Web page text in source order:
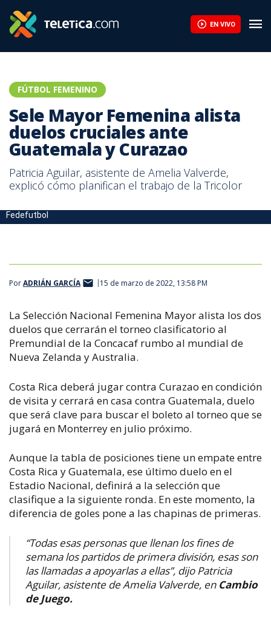
EN VIVO
FÚTBOL FEMENINO
Sele Mayor Femenina alista
duelos cruciales ante
Guatemala y Curazao
Patricia Aguilar, asistente de Amelia Valverde,
explicó cómo planifican el trabajo de la Tricolor
Fedefutbol
PorADRIÁN GARCÍA 15 de marzo de 2022, 13:58 PM
La Selección Nacional Femenina Mayor alista los dos
duelos que cerrarán el torneo clasificatorio al
Premundial de la Concacaf rumbo al mundial de
Nueva Zelanda y Australia.
Costa Rica deberá jugar contra Curazao en condición
de visita y cerrará en casa contra Guatemala, duelo
que será clave para buscar el boleto al torneo que se
jugará en Monterrey en julio próximo.
Aunque la tabla de posiciones tiene un empate entre
Costa Rica y Guatemala, ese último duelo en el
Estadio Nacional, definirá a la selección que
clasifique a la siguiente ronda. En este momento, la
diferencia de goles pone a las chapinas de primeras.
“Todas esas personas que llenan los fines de
semana los partidos de primera división, esas son
las llamadas a apoyarlas a ellas”, dijo Patricia
Aguilar, asistente de Amelia Valverde, en Cambio
de Juego.